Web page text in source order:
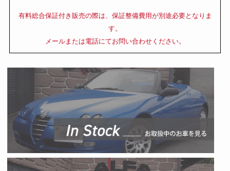
有料総合保証付き販売の際は、保証整備費用が別途必要となりま
す。
メールまたは電話にてお問い合わせください。